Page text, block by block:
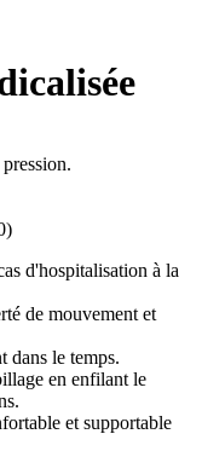
d'hospitalisation à la
de mouvement et
dans le temps.
en enfilant le
et supportable